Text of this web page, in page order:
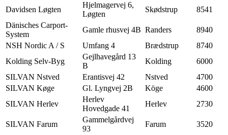
Davidsen Løgten
Hjelmagervej 6,
Løgten
Skødstrup
8541
Dänisches Carport-
System
Gamle rhusvej 4B Randers
8940
NSH Nordic A / S
Umfang 4 Brædstrup
8740
Kolding Selv-Byg
Gejlhavegård 13
B
Kolding
6000
SILVAN Nstved
Erantisvej 42 Nstved
4700
SILVAN Køge
Gl. Lyngvej 2B Köge
4600
SILVAN Herlev
Herlev
Hovedgade 41
Herlev 2730
SILVAN Farum
Gammelgårdvej
93
Farum
3520